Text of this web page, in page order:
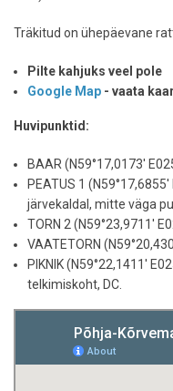
Träkitud on ühepäevane
Pilte kahjuks veel pole
Google Map - vaata
Huvipunktid:
BAAR (N59°17,0173'
PEATUS 1
järvekaldal, mitte väga
TORN 2 (N59°23,9711'
VAATETORN
PIKNIK (N59°22,1411'
telkimiskoht, DC.